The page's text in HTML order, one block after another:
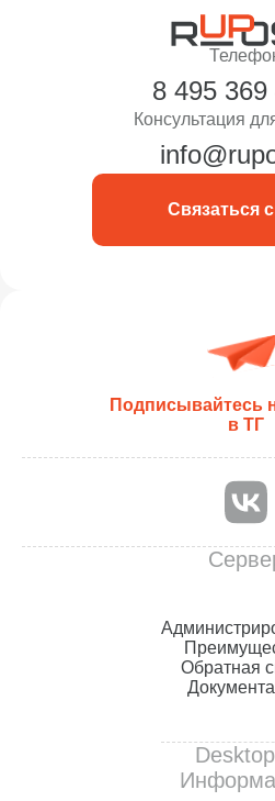
8 495 369
Консультация
Связаться
Подписывайтесь
в ТГ
Обратная